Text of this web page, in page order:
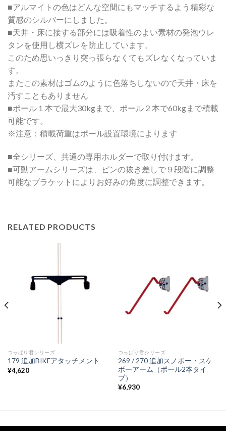
■アルマイトの色はどんな空間にもマッチするよう精彩な
質感のシルバーにしました。
■天井・床に接する部分には吸着性のよい素材の発泡ウレ
タンを使用し横ズレを防止しています。
このため思いっきり突っ張らなくてもズレなくなっていま
す。
またこの素材はゴムのように色落ちしないので天井・床を
汚すこともありません
■ポール１本で最大30kgまで、ポール２本で60kgまで積載
可能です。
※注意：積載荷重はポール設置環境によります
■全シリーズ、共通の専用ホルダーで取り付けます。
■可動アームシリーズは、ピンの抜き差しで９段階に調整
可能なブラケットによりお好みの角度に調整できます。
RELATED PRODUCTS
つっぱり君シリーズ
179 追加BIKEアタッチメント
¥4,620
つっぱり君シリーズ
269 / 270 追加スノボー・スケ
ボーアーム（ポール2本タイ
プ）
¥6,930